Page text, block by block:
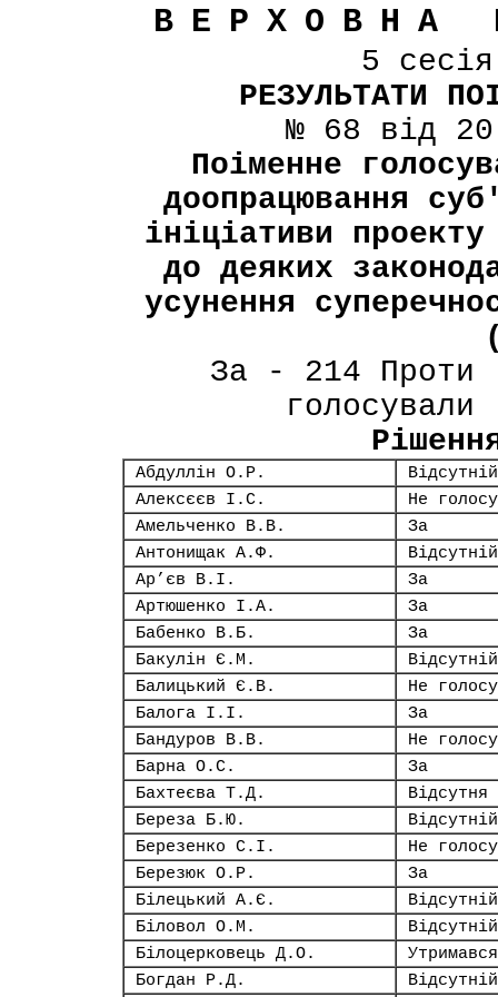
ВЕРХОВНА
5
РЕЗУЛЬТАТИ
№ 68 від
Поіменне
доопрацювання
ініціативи
до деяких
усунення
За - 214 Проти
Абдуллін О.Р.
Відсутній
Алексєєв І.С.
Не
Амельченко В.В.
За
Антонищак А.Ф.
Відсутній
Ар’єв В.І.
За
Артюшенко І.А.
За
Бабенко В.Б.
За
Бакулін Є.М.
Відсутній
Балицький Є.В.
Не
Балога І.І.
За
Бандуров В.В.
Не
Барна О.С.
За
Бахтеєва Т.Д.
Відсутня
Береза Б.Ю.
Відсутній
Березенко С.І.
Не
Березюк О.Р.
За
Білецький А.Є.
Відсутній
Біловол О.М.
Відсутній
Білоцерковець Д.О.
Утримався
Богдан Р.Д.
Відсутній